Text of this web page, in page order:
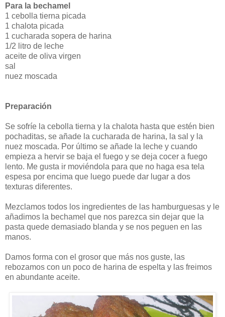
Para la bechamel
1 cebolla tierna picada
1 chalota picada
1 cucharada sopera de harina
1/2 litro de leche
aceite de oliva virgen
sal
nuez moscada
Preparación
Se sofríe la cebolla tierna y la chalota hasta que estén bien
pochaditas, se añade la cucharada de harina, la sal y la
nuez moscada. Por último se añade la leche y cuando
empieza a hervir se baja el fuego y se deja cocer a fuego
lento. Me gusta ir moviéndola para que no haga esa tela
espesa por encima que luego puede dar lugar a dos
texturas diferentes.
Mezclamos todos los ingredientes de las hamburguesas y le
añadimos la bechamel que nos parezca sin dejar que la
pasta quede demasiado blanda y se nos peguen en las
manos.
Damos forma con el grosor que más nos guste, las
rebozamos con un poco de harina de espelta y las freimos
en abundante aceite.